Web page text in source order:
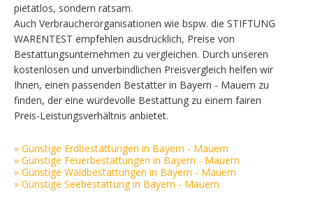
pietätlos, sondern ratsam.
Auch Verbraucherorganisationen wie bspw. die STIFTUNG
WARENTEST empfehlen ausdrücklich, Preise von
Bestattungsunternehmen zu vergleichen. Durch unseren
kostenlosen und unverbindlichen Preisvergleich helfen wir
Ihnen, einen passenden Bestatter in Bayern - Mauern zu
finden, der eine würdevolle Bestattung zu einem fairen
Preis-Leistungsverhältnis anbietet.
» Günstige Erdbestattungen in Bayern - Mauern
» Günstige Feuerbestattungen in Bayern - Mauern
» Günstige Waldbestattungen in Bayern - Mauern
» Günstige Seebestattung in Bayern - Mauern